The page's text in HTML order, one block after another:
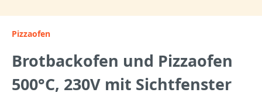
Pizzaofen
Brotbackofen und Pizzaofen
500°C, 230V mit Sichtfenster